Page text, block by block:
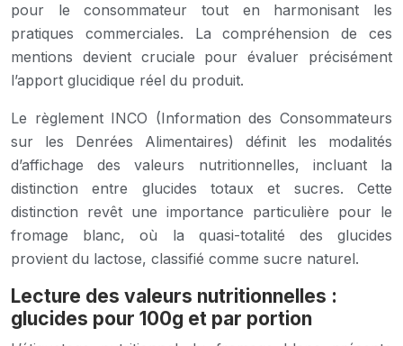
pour le consommateur tout en harmonisant les
pratiques commerciales. La compréhension de ces
mentions devient cruciale pour évaluer précisément
l’apport glucidique réel du produit.
Le règlement INCO (Information des Consommateurs
sur les Denrées Alimentaires) définit les modalités
d’affichage des valeurs nutritionnelles, incluant la
distinction entre glucides totaux et sucres. Cette
distinction revêt une importance particulière pour le
fromage blanc, où la quasi-totalité des glucides
provient du lactose, classifié comme sucre naturel.
Lecture des valeurs nutritionnelles :
glucides pour 100g et par portion